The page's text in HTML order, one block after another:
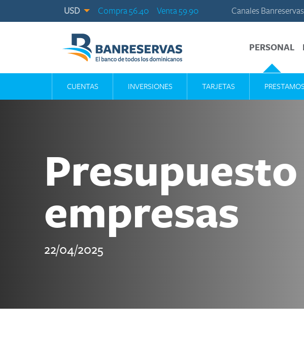
USD Compra 56.40 Venta 59.90 Canales Banreservas
PERSONAL
CUENTAS INVERSIONES TARJETAS PRESTAMOS
empresas
22/04/2025